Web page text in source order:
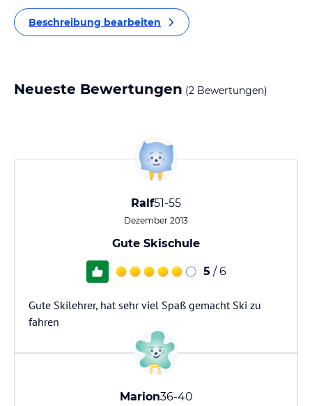
Beschreibung bearbeiten
Neueste Bewertungen (2 Bewertungen)
Ralf51-55
Dezember 2013
Gute Skischule
5 / 6
Gute Skilehrer, hat sehr viel Spaß gemacht Ski zu
fahren
Marion36-40